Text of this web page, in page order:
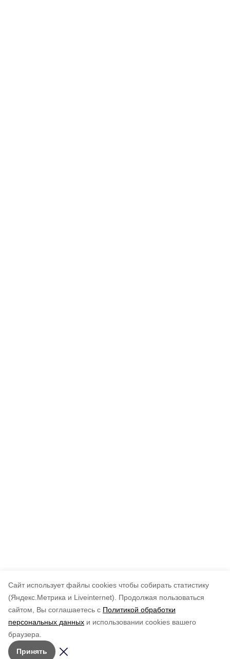
Cайт использует файлы cookies чтобы собирать статистику
(Яндекс.Метрика и Liveinternet).
Продолжая пользоваться
сайтом, Вы соглашаетесь с Политикой обработки
персональных данных и использовании cookies вашего
браузера.
Принять